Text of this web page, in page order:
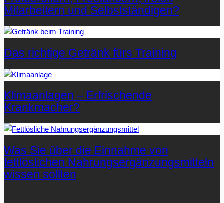
Mitarbeitern und Selbstständigen?
Das richtige Getränk fürs Training
Klimaanlagen – Erfrischende
Krankmacher?
Was Sie über die Einnahme von
fettlöslichen Nahrungsergänzungsmitteln
wissen sollten